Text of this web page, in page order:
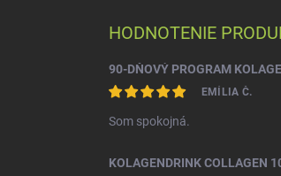
HODNOTENIE
EMÍLIA Č.
Som spokojná.